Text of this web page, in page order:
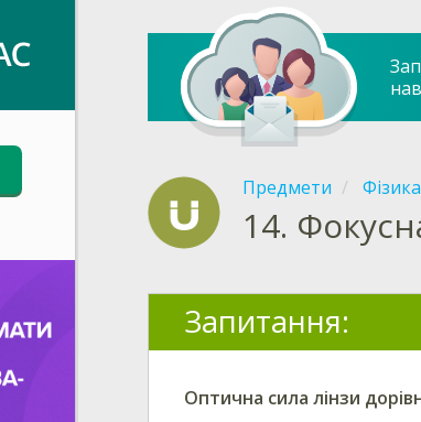
Предмети Фізика
14.
Запитання:
Оптична сила лінзи